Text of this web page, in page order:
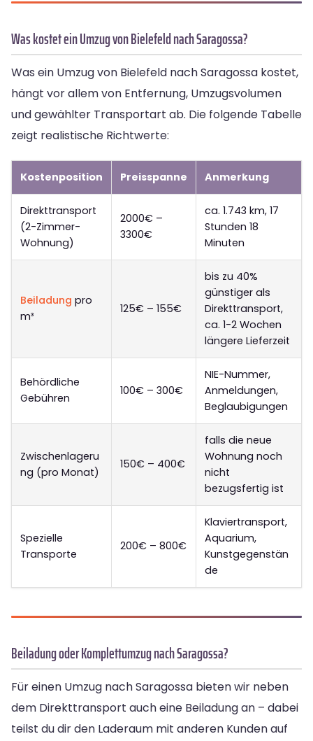
Was kostet ein Umzug von Bielefeld nach Saragossa?
Was ein Umzug von Bielefeld nach Saragossa kostet,
hängt vor allem von Entfernung, Umzugsvolumen
und gewählter Transportart ab. Die folgende Tabelle
zeigt realistische Richtwerte:
Kostenposition Preisspanne Anmerkung
Direkttransport
(2-Zimmer-
Wohnung)
2000€ –
3300€
ca. 1.743 km, 17
Stunden 18
Minuten
Beiladung pro
m³
125€ – 155€
bis zu 40%
günstiger als
Direkttransport,
ca. 1-2 Wochen
längere Lieferzeit
Behördliche
Gebühren
100€ – 300€
NIE-Nummer,
Anmeldungen,
Beglaubigungen
Zwischenlageru
ng (pro Monat)
150€ – 400€
falls die neue
Wohnung noch
nicht
bezugsfertig ist
Spezielle
Transporte
200€ – 800€
Klaviertransport,
Aquarium,
Kunstgegenstän
de
Beiladung oder Komplettumzug nach Saragossa?
Für einen Umzug nach Saragossa bieten wir neben
dem Direkttransport auch eine Beiladung an – dabei
teilst du dir den Laderaum mit anderen Kunden auf